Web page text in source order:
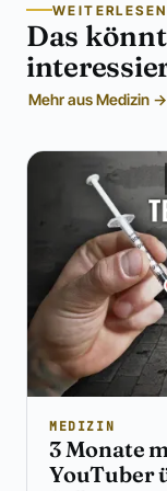
WEITERLESEN
Das
Mehr aus Medizin →
MEDIZIN
3 Monate
YouTuber